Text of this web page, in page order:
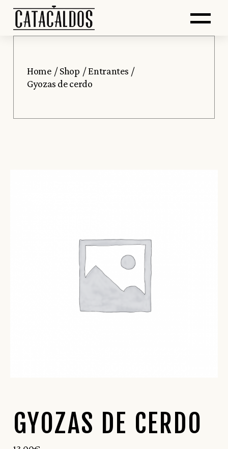
contenido
principal
content
Home Shop
Entrantes
Gyozas de cerdo
GYOZAS DE CERDO